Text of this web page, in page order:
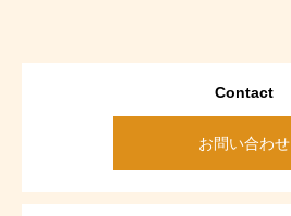
Contact
お問い合わせ